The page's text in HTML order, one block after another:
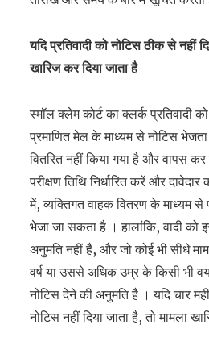
यदि प्रतिवादी को नोटिस ठीक से नहीं
खारिज कर दिया जाता है
स्मॉल क्लेम कोर्ट का क्लर्क प्रतिवादी
प्रमाणित मेल के माध्यम से नोटिस
वितरित नहीं किया गया है और वापस
परीक्षण तिथि निर्धारित करें और
में, व्यक्तिगत वाहक वितरण के माध्यम से
भेजा जा सकता है । हालांकि, वादी को
अनुमति नहीं है, और जो कोई भी सीधे
वर्ष या उससे अधिक उम्र के किसी भी
नोटिस देने की अनुमति है । यदि चार
नोटिस नहीं दिया जाता है, तो मामला